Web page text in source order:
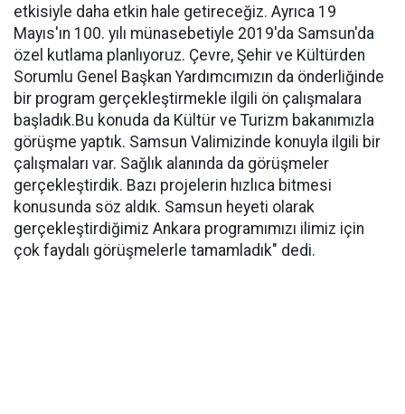
etkisiyle daha etkin hale getireceğiz. Ayrıca 19
Mayıs'ın 100. yılı münasebetiyle 2019'da Samsun'da
özel kutlama planlıyoruz. Çevre, Şehir ve Kültürden
Sorumlu Genel Başkan Yardımcımızın da önderliğinde
bir program gerçekleştirmekle ilgili ön çalışmalara
başladık.Bu konuda da Kültür ve Turizm bakanımızla
görüşme yaptık. Samsun Valimizinde konuyla ilgili bir
çalışmaları var. Sağlık alanında da görüşmeler
gerçekleştirdik. Bazı projelerin hızlıca bitmesi
konusunda söz aldık. Samsun heyeti olarak
gerçekleştirdiğimiz Ankara programımızı ilimiz için
çok faydalı görüşmelerle tamamladık" dedi.